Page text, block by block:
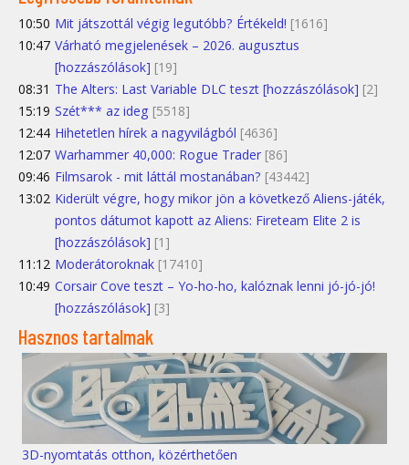
10:50 Mit játszottál végig legutóbb? Értékeld! [1616]
10:47 Várható megjelenések – 2026. augusztus
[hozzászólások] [19]
08:31 The Alters: Last Variable DLC teszt [hozzászólások] [2]
15:19 Szét*** az ideg [5518]
12:44 Hihetetlen hírek a nagyvilágból [4636]
12:07 Warhammer 40,000: Rogue Trader [86]
09:46 Filmsarok - mit láttál mostanában? [43442]
13:02 Kiderült végre, hogy mikor jön a következő Aliens-játék,
pontos dátumot kapott az Aliens: Fireteam Elite 2 is
[hozzászólások] [1]
11:12 Moderátoroknak [17410]
10:49 Corsair Cove teszt – Yo-ho-ho, kalóznak lenni jó-jó-jó!
[hozzászólások] [3]
Hasznos tartalmak
3D-nyomtatás otthon, közérthetően